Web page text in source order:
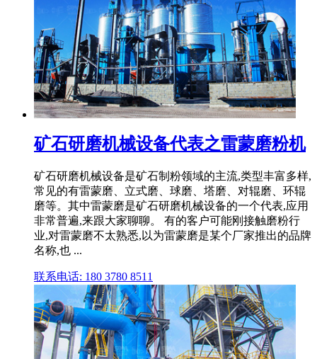
矿石研磨机械设备代表之雷蒙磨粉机
矿石研磨机械设备是矿石制粉领域的主流,类型丰富多样,
常见的有雷蒙磨、立式磨、球磨、塔磨、对辊磨、环辊
磨等。其中雷蒙磨是矿石研磨机械设备的一个代表,应用
非常普遍,来跟大家聊聊。 有的客户可能刚接触磨粉行
业,对雷蒙磨不太熟悉,以为雷蒙磨是某个厂家推出的品牌
名称,也 ...
联系电话: 180 3780 8511